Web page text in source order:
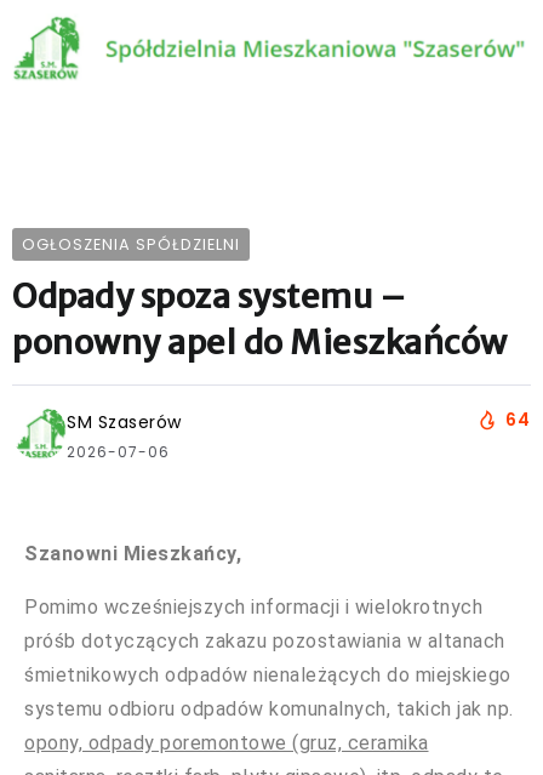
OGŁOSZENIA SPÓŁDZIELNI
Odpady spoza systemu –
ponowny apel do Mieszkańców
SM Szaserów
2026-07-06
64
Szanowni Mieszkańcy,
Pomimo wcześniejszych informacji i wielokrotnych
próśb dotyczących zakazu pozostawiania w altanach
śmietnikowych odpadów nienależących do miejskiego
systemu odbioru odpadów komunalnych, takich jak np.
opony, odpady poremontowe (gruz, ceramika